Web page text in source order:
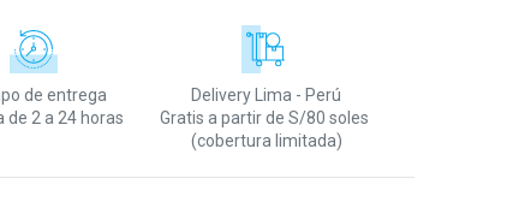
de entrega
de 2 a 24 horas
Delivery Lima - Perú
Gratis a partir de S/80 soles
(cobertura limitada)